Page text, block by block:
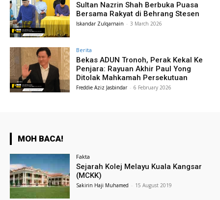
Sultan Nazrin Shah Berbuka Puasa
Bersama Rakyat di Behrang Stesen
Iskandar Zulqarnain - 3 March 2026
Berita
Bekas ADUN Tronoh, Perak Kekal Ke
Penjara: Rayuan Akhir Paul Yong
Ditolak Mahkamah Persekutuan
Freddie Aziz Jasbindar - 6 February 2026
MOH BACA!
Fakta
Sejarah Kolej Melayu Kuala Kangsar
(MCKK)
Sakirin Haji Muhamed - 15 August 2019